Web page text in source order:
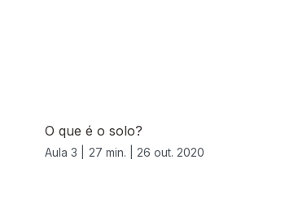
O que é o solo?
Aula 3 | 27 min. | 26 out. 2020